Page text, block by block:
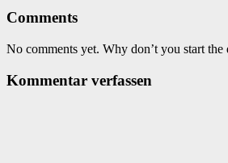
Comments
No comments yet. Why don’t you start the
Kommentar verfassen